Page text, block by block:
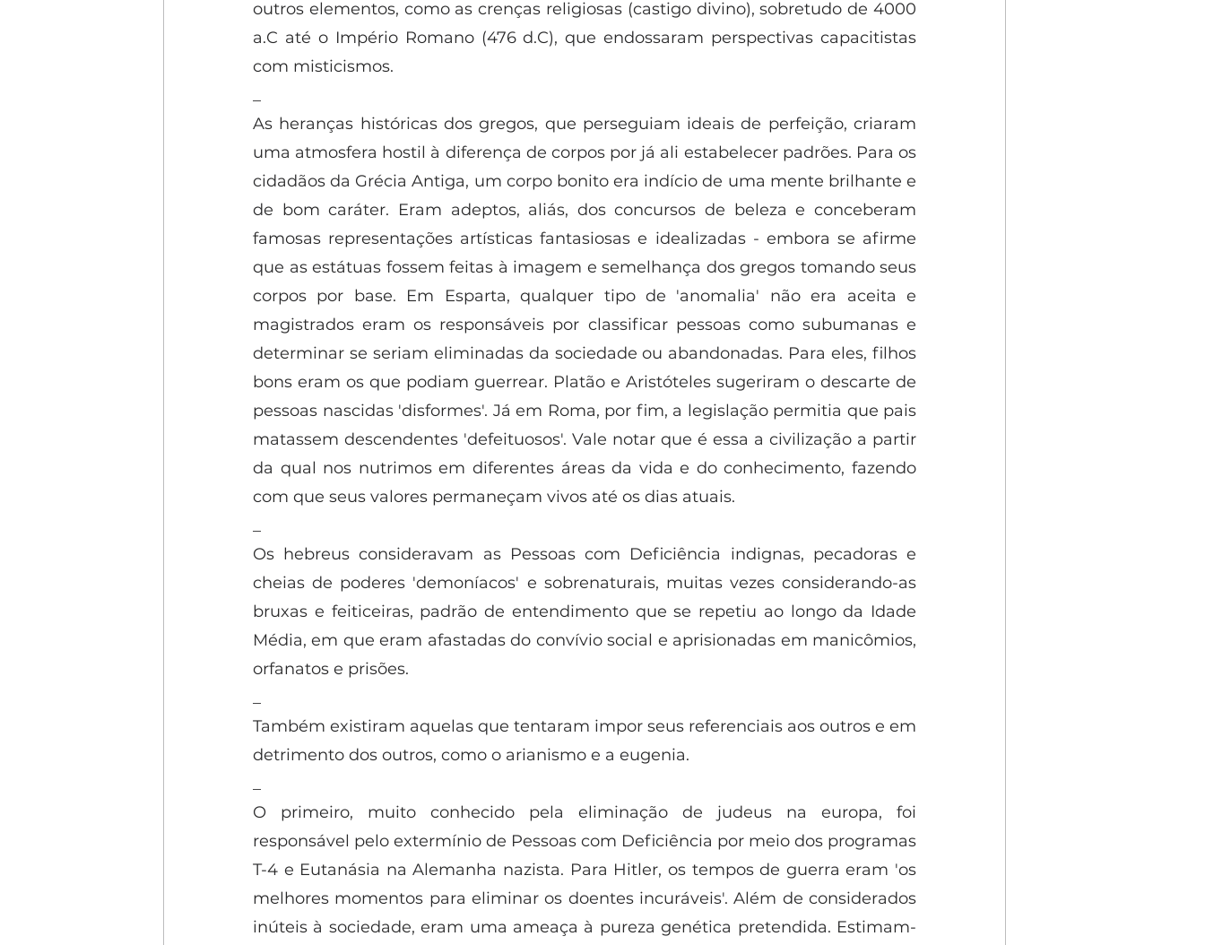
outros elementos, como as crenças religiosas (castigo divino), sobretudo de 4000
a.C até o Império Romano (476 d.C), que endossaram perspectivas capacitistas
com misticismos.
As heranças históricas dos gregos, que perseguiam ideais de perfeição, criaram
uma atmosfera hostil à diferença de corpos por já ali estabelecer padrões. Para os
cidadãos da Grécia Antiga, um corpo bonito era indício de uma mente brilhante e
de bom caráter. Eram adeptos, aliás, dos concursos de beleza e conceberam
famosas representações artísticas fantasiosas e idealizadas - embora se afirme
que as estátuas fossem feitas à imagem e semelhança dos gregos tomando seus
corpos por base. Em Esparta, qualquer tipo de 'anomalia' não era aceita e
magistrados eram os responsáveis por classificar pessoas como subumanas e
determinar se seriam eliminadas da sociedade ou abandonadas. Para eles, filhos
bons eram os que podiam guerrear. Platão e Aristóteles sugeriram o descarte de
pessoas nascidas 'disformes'. Já em Roma, por fim, a legislação permitia que pais
matassem descendentes 'defeituosos'. Vale notar que é essa a civilização a partir
da qual nos nutrimos em diferentes áreas da vida e do conhecimento, fazendo
com que seus valores permaneçam vivos até os dias atuais.
Os hebreus consideravam as Pessoas com Deficiência indignas, pecadoras e
cheias de poderes 'demoníacos' e sobrenaturais, muitas vezes considerando-as
bruxas e feiticeiras, padrão de entendimento que se repetiu ao longo da Idade
Média, em que eram afastadas do convívio social e aprisionadas em manicômios,
orfanatos e prisões.
Também existiram aquelas que tentaram impor seus referenciais aos outros e em
detrimento dos outros, como o arianismo e a eugenia.
O primeiro, muito conhecido pela eliminação de judeus na europa, foi
responsável pelo extermínio de Pessoas com Deficiência por meio dos programas
T-4 e Eutanásia na Alemanha nazista. Para Hitler, os tempos de guerra eram 'os
melhores momentos para eliminar os doentes incuráveis'. Além de considerados
inúteis à sociedade, eram uma ameaça à pureza genética pretendida. Estimam-